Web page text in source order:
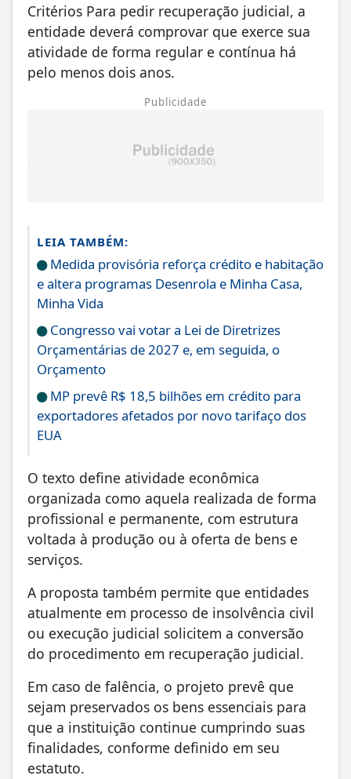
Critérios Para pedir recuperação judicial, a
entidade deverá comprovar que exerce sua
atividade de forma regular e contínua há
pelo menos dois anos.
Publicidade
LEIA TAMBÉM:
Medida provisória reforça crédito e habitação
e altera programas Desenrola e Minha Casa,
Minha Vida
Congresso vai votar a Lei de Diretrizes
Orçamentárias de 2027 e, em seguida, o
Orçamento
MP prevê R$ 18,5 bilhões em crédito para
exportadores afetados por novo tarifaço dos
EUA
O texto define atividade econômica
organizada como aquela realizada de forma
profissional e permanente, com estrutura
voltada à produção ou à oferta de bens e
serviços.
A proposta também permite que entidades
atualmente em processo de insolvência civil
ou execução judicial solicitem a conversão
do procedimento em recuperação judicial.
Em caso de falência, o projeto prevê que
sejam preservados os bens essenciais para
que a instituição continue cumprindo suas
finalidades, conforme definido em seu
estatuto.